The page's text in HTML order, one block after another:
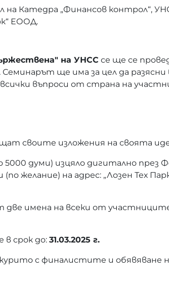
на Катедра „Финансов контрол“,
ЕООД.
на УНСС се ще се
ще има за цел да разясни
въпроси от страна на
своите изложения на своята
думи) изцяло дигитално през
желание) на адрес: „Лозен Тех
имена на всеки от
в срок до: 31.03.2025 г.
с финалистите и